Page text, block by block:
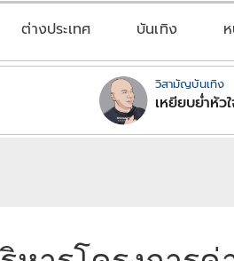
ต่างประเทศ บันเทิง
วิสามัญบันเทิง
เหยียบย่ำหัว